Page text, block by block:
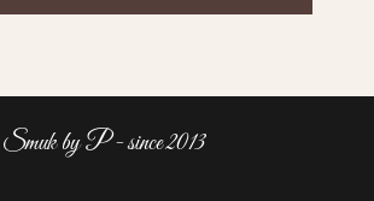
Smuk by P - since 2013